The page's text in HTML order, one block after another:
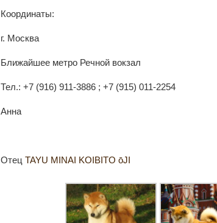
Координаты:
г. Москва
Ближайшее метро Речной вокзал
Тел.: +7 (916) 911-3886 ; +7 (915) 011-2254
Анна
Отец TAYU MINAI KOIBITO ōJI